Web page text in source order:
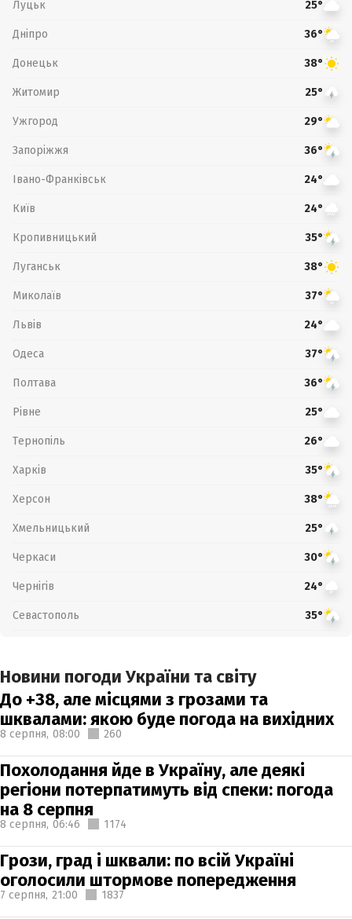
Луцьк 25°
Дніпро 36°
Донецьк 38°
Житомир 25°
Ужгород 29°
Запоріжжя 36°
Івано-Франківськ 24°
Київ 24°
Кропивницький 35°
Луганськ 38°
Миколаїв 37°
Львів 24°
Одеса 37°
Полтава 36°
Рівне 25°
Тернопіль 26°
Харків 35°
Херсон 38°
Хмельницький 25°
Черкаси 30°
Чернігів 24°
Севастополь 35°
Новини погоди України та світу
До +38, але місцями з грозами та
шквалами: якою буде погода на вихідних
8 серпня, 08:00 260
Похолодання йде в Україну, але деякі
регіони потерпатимуть від спеки: погода
на 8 серпня
8 серпня, 06:46 1174
Грози, град і шквали: по всій Україні
оголосили штормове попередження
7 серпня, 21:00 1837